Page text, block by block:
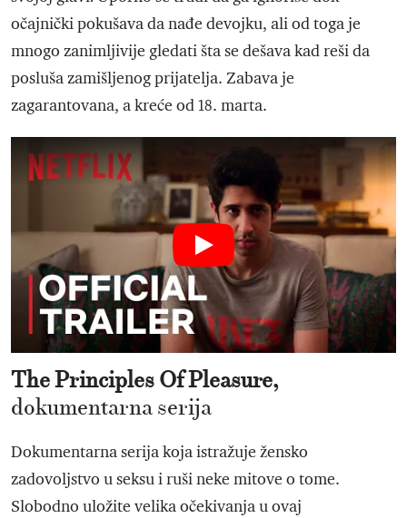
očajnički pokušava da nađe devojku, ali od toga je
mnogo zanimljivije gledati šta se dešava kad reši da
posluša zamišljenog prijatelja. Zabava je
zagarantovana, a kreće od 18. marta.
The Principles Of Pleasure,
dokumentarna serija
Dokumentarna serija koja istražuje žensko
zadovoljstvo u seksu i ruši neke mitove o tome.
Slobodno uložite velika očekivanja u ovaj